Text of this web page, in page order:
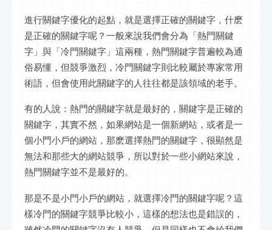
進行關鍵字優化的起點，就是選擇正確的關鍵字，什麽
是正確的關鍵字呢？一般來說我們會分為「熱門關鍵
字」與「冷門關鍵字」這兩種，熱門關鍵字普遍較為通
俗易懂，但競爭激烈，冷門關鍵字則比較屬於專家常用
術語，但會使用此關鍵字的人往往都是該領域的老手。
有的人說：熱門的關鍵字就是最好的，關鍵字是正確的
關鍵字，其實不然，如果網站是一個新網站，或者是一
個小門小戶的網站，那麽選擇熱門的關鍵字，很顯然是
無法和那些大的網站競爭，所以對於一些小網站來說，
熱門關鍵字並不是最好的。
那是不是小門小戶的網站，就選擇冷門的關鍵字呢？這
樣冷門的關鍵字競爭比較小，這樣的想法也是錯誤的，